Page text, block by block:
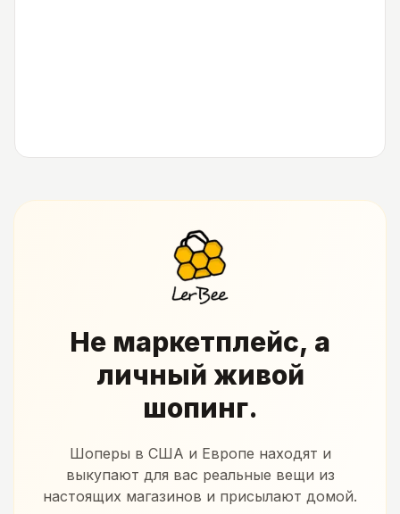
Не маркетплейс, а
личный живой
шопинг.
Шоперы в США и Европе находят и
выкупают для вас реальные вещи из
настоящих магазинов и присылают домой.